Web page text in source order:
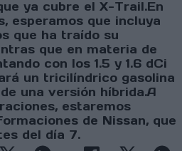
ya cubre el X-Trail.En
esperamos que incluya
que ha traído su
que en materia de
con los 1.5 y 1.6 dCi
un tricilíndrico gasolina
una versión híbrida.A
estaremos
de Nissan, que
del día 7.